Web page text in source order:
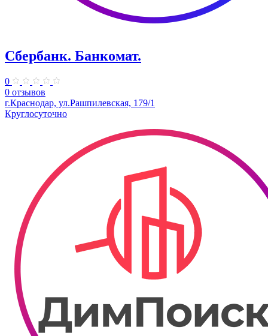
Сбербанк. Банкомат.
0
0 отзывов
г.Краснодар, ул.Рашпилевская, 179/1
Круглосуточно